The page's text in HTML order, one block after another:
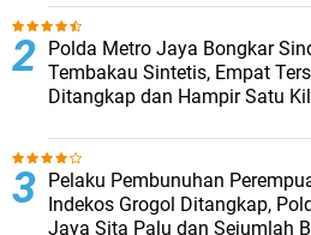
‎Polda Metro Jaya Bongkar
Tembakau Sintetis, Empat
Ditangkap dan Hampir Satu
Pelaku Pembunuhan
Indekos Grogol Ditangkap,
Jaya Sita Palu dan Sejumlah